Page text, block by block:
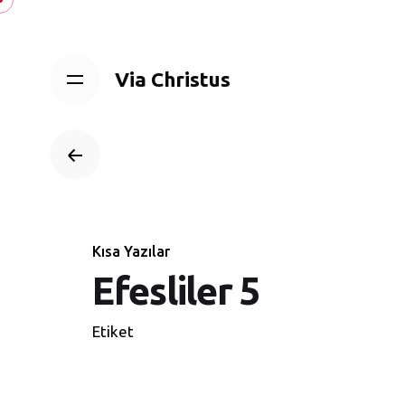
Skip
Via Christus
Kısa Yazılar
Efesliler 5
Etiket